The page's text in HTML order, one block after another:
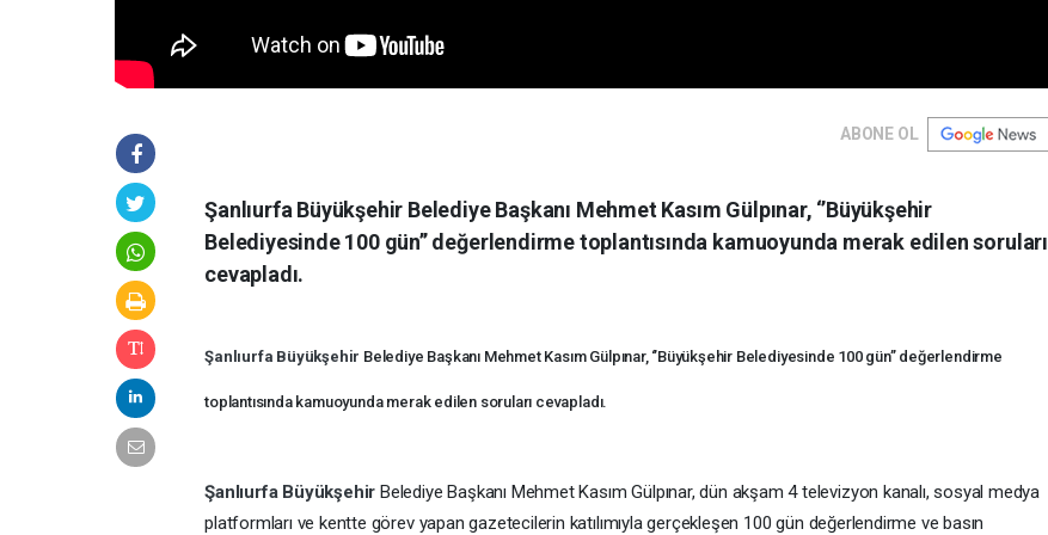
ABONE OL
Şanlıurfa Büyükşehir Belediye Başkanı Mehmet Kasım Gülpınar, ‘’Büyükşehir
Belediyesinde 100 gün’’ değerlendirme toplantısında kamuoyunda merak edilen soruları
cevapladı.
Şanlıurfa Büyükşehir Belediye Başkanı Mehmet Kasım Gülpınar, ‘’Büyükşehir Belediyesinde 100 gün’’ değerlendirme
toplantısında kamuoyunda merak edilen soruları cevapladı.
Şanlıurfa BüyükşehirBelediye Başkanı Mehmet Kasım Gülpınar, dün akşam 4 televizyon kanalı, sosyal medya
platformları ve kentte görev yapan gazetecilerin katılımıyla gerçekleşen 100 gün değerlendirme ve basın